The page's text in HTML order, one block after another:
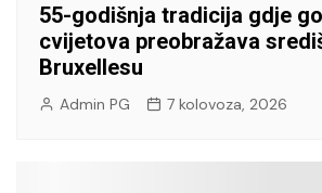
55-godišnja tradicija gdje
cvijetova preobražava
Bruxellesu
Admin PG 7 kolovoza, 2026